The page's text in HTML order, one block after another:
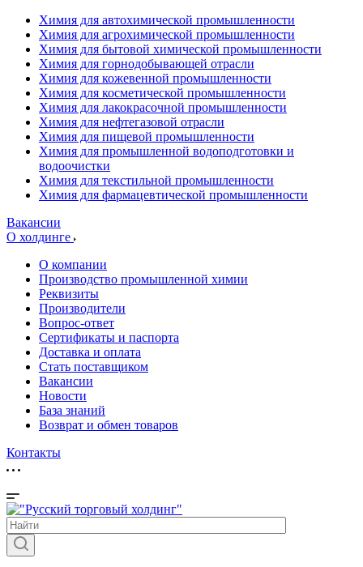
Химия для автохимической промышленности
Химия для агрохимической промышленности
Химия для бытовой химической промышленности
Химия для горнодобывающей отрасли
Химия для кожевенной промышленности
Химия для косметической промышленности
Химия для лакокрасочной промышленности
Химия для нефтегазовой отрасли
Химия для пищевой промышленности
Химия для промышленной водоподготовки и
водоочистки
Химия для текстильной промышленности
Химия для фармацевтической промышленности
Вакансии
О холдинге
О компании
Производство промышленной химии
Реквизиты
Производители
Вопрос-ответ
Сертификаты и паспорта
Доставка и оплата
Стать поставщиком
Вакансии
Новости
База знаний
Возврат и обмен товаров
Контакты